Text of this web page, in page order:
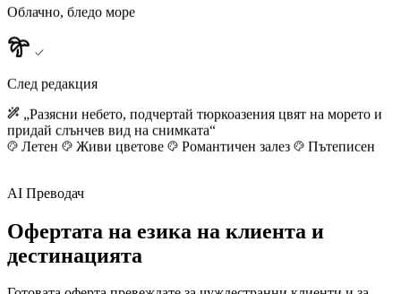
Облачно, бледо море
След редакция
„Разясни небето, подчертай тюркоазения цвят на морето и
придай слънчев вид на снимката“
Летен
Живи цветове Романтичен залез Пътеписен
AI Преводач
Офертата на езика на клиента и
дестинацията